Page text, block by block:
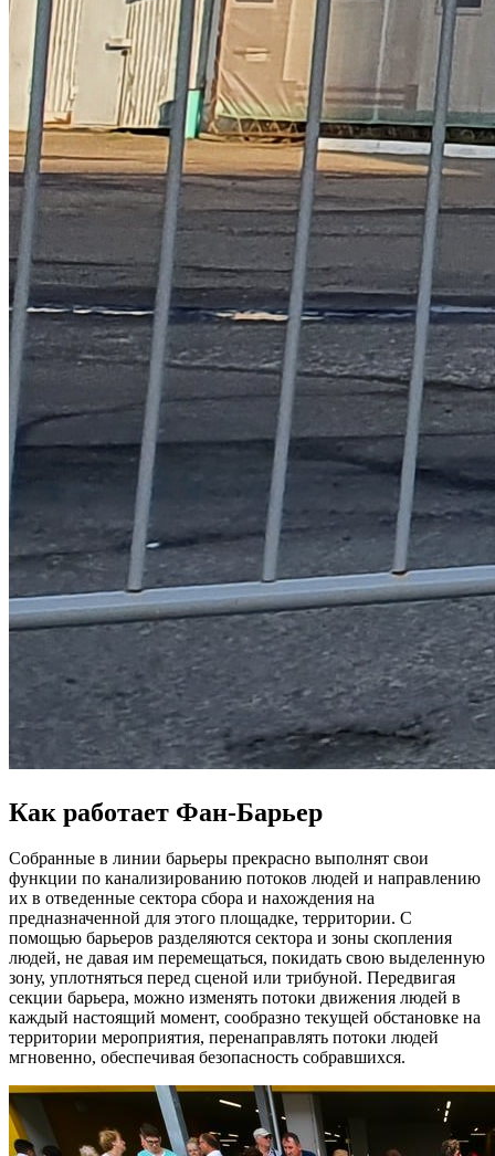
Как работает Фан-Барьер
Собранные в линии барьеры прекрасно выполнят свои
функции по канализированию потоков людей и направлению
их в отведенные сектора сбора и нахождения на
предназначенной для этого площадке, территории. С
помощью барьеров разделяются сектора и зоны скопления
людей, не давая им перемещаться, покидать свою выделенную
зону, уплотняться перед сценой или трибуной. Передвигая
секции барьера, можно изменять потоки движения людей в
каждый настоящий момент, сообразно текущей обстановке на
территории мероприятия, перенаправлять потоки людей
мгновенно, обеспечивая безопасность собравшихся.